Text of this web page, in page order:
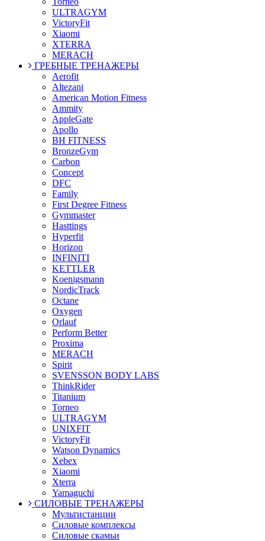
ULTRAGYM
VictoryFit
Xiaomi
XTERRA
MERACH
ГРЕБНЫЕ ТРЕНАЖЕРЫ
Aerofit
Altezani
American Motion Fitness
Ammity
AppleGate
Apollo
BH FITNESS
BronzeGym
Carbon
Concept
DFC
Family
First Degree Fitness
Gymmaster
Hasttings
Hyperfit
Horizon
INFINITI
KETTLER
Koenigsmann
NordicTrack
Octane
Oxygen
Orlauf
Perform Better
Proxima
MERACH
Spirit
SVENSSON BODY LABS
ThinkRider
Titanium
Torneo
ULTRAGYM
UNIXFIT
VictoryFit
Watson Dynamics
Xebex
Xiaomi
Xterra
Yamaguchi
СИЛОВЫЕ ТРЕНАЖЕРЫ
Мультистанции
Силовые комплексы
Силовые скамьи